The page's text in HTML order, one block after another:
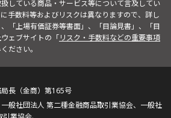
している商品・サービス等について言及してい
手数料等およびリスクは異なりますので、詳し
「上場有価証券等書面」、「目論見書」、「目
ェブサイトの「リスク・手数料などの重要事項
ださい。
長（金商）第165号
般社団法人 第二種金融商品取引業協会、一般社